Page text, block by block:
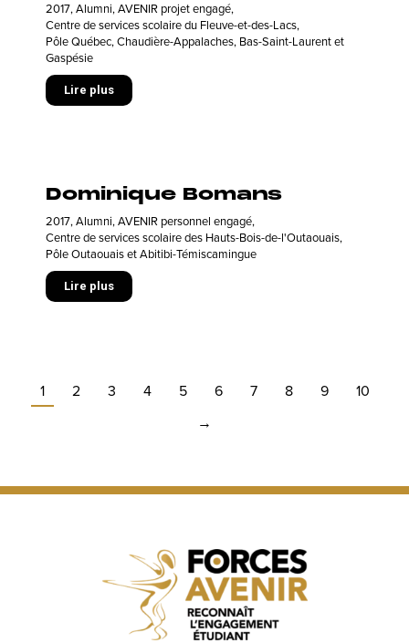
2017,Alumni,AVENIR projet engagé,
Centre de services scolaire du Fleuve-et-des-Lacs,
Pôle Québec, Chaudière-Appalaches, Bas-Saint-Laurent et
Gaspésie
Lire plus
Dominique Bomans
2017,Alumni,AVENIR personnel engagé,
Centre de services scolaire des Hauts-Bois-de-l'Outaouais,
Pôle Outaouais et Abitibi-Témiscamingue
Lire plus
1 2 3 4 5 6 7 8 9
10
→